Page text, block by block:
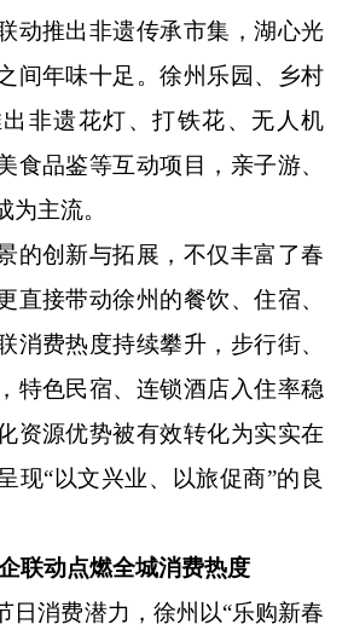
动推出非遗传承市集，湖心光
间年味十足。徐州乐园、乡村
非遗花灯、打铁花、无人机
食品鉴等互动项目，亲子游、
为主流。
创新与拓展，不仅丰富了春
直接带动徐州的餐饮、住宿、
消费热度持续攀升，步行街、
特色民宿、连锁酒店入住率稳
资源优势被有效转化为实实在
现“以文兴业、以旅促商”的良
联动点燃全城消费热度
消费潜力，徐州以“乐购新春